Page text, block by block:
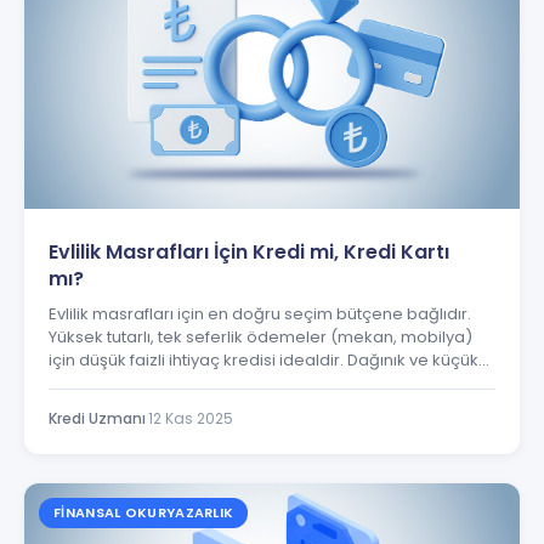
Evlilik Masrafları İçin Kredi mi, Kredi Kartı
mı?
Evlilik masrafları için en doğru seçim bütçene bağlıdır.
Yüksek tutarlı, tek seferlik ödemeler (mekan, mobilya)
için düşük faizli ihtiyaç kredisi idealdir. Dağınık ve küçük
birleşti
Kredi Uzmanı·12 Kas 2025
FINANSAL OKURYAZARLIK